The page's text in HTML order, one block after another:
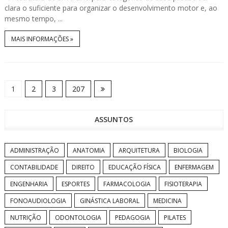
clara o suficiente para organizar o desenvolvimento motor e, ao
mesmo tempo, ...
MAIS INFORMAÇÕES »
1 2 3 207
ASSUNTOS
ADMINISTRAÇÃO ANATOMIA ARQUITETURA
BIOLOGIA
CONTABILIDADE
DIREITO EDUCAÇÃO FÍSICA
ENFERMAGEM
ENGENHARIA
ESPORTES FARMACOLOGIA
FISIOTERAPIA
FONOAUDIOLOGIA
GINÁSTICA LABORAL
MEDICINA
NUTRIÇÃO
ODONTOLOGIA PEDAGOGIA
PILATES